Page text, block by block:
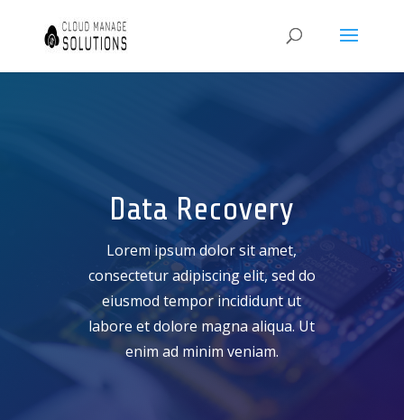
Data Recovery
Lorem ipsum dolor sit amet,
consectetur adipiscing elit, sed do
eiusmod tempor incididunt ut
labore et dolore magna aliqua. Ut
enim ad minim veniam.